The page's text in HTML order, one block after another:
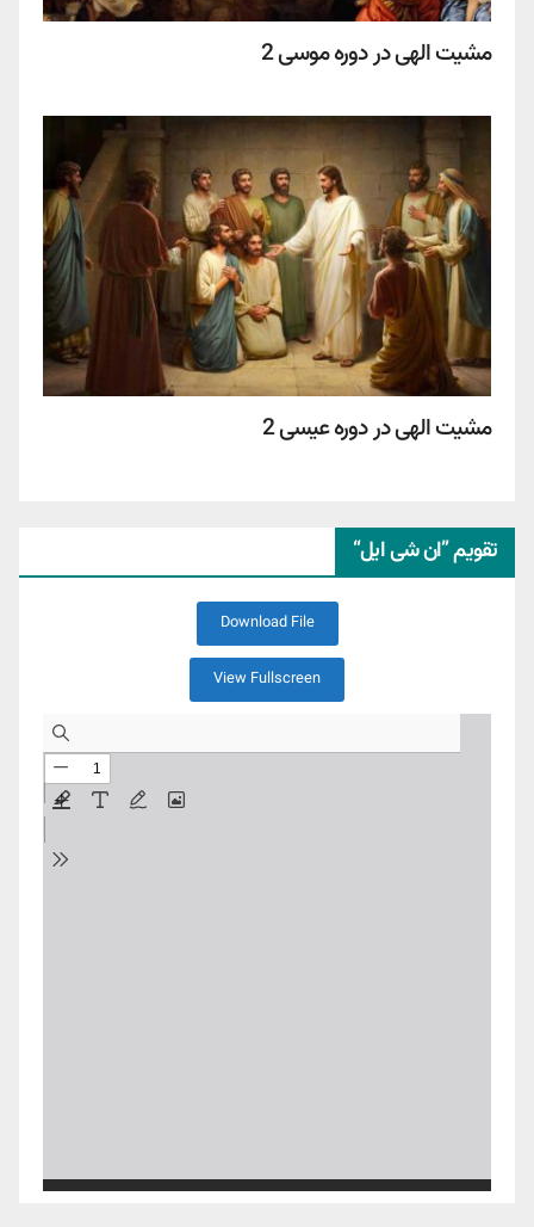
مشیت الهی در دوره موسی 2
مشیت الهی در دوره عیسی 2
تقویم ”ان شی ایل“
Download File
View Fullscreen